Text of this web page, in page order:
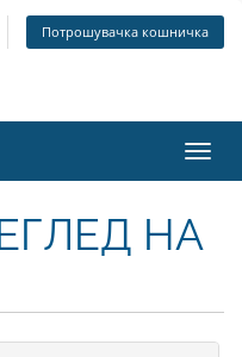
Потрошувачка кошничка
ја
НА